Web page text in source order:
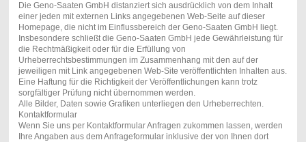
Die Geno-Saaten GmbH distanziert sich ausdrücklich von dem Inhalt
einer jeden mit externen Links angegebenen Web-Seite auf dieser
Homepage, die nicht im Einflussbereich der Geno-Saaten GmbH liegt.
Insbesondere schließt die Geno-Saaten GmbH jede Gewährleistung für
die Rechtmäßigkeit oder für die Erfüllung von
Urheberrechtsbestimmungen im Zusammenhang mit den auf der
jeweiligen mit Link angegebenen Web-Site veröffentlichten Inhalten aus.
Eine Haftung für die Richtigkeit der Veröffentlichungen kann trotz
sorgfältiger Prüfung nicht übernommen werden.
Alle Bilder, Daten sowie Grafiken unterliegen den Urheberrechten.
Kontaktformular
Wenn Sie uns per Kontaktformular Anfragen zukommen lassen, werden
Ihre Angaben aus dem Anfrageformular inklusive der von Ihnen dort